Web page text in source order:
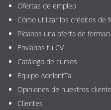
Ofertas de empleo
Cómo utilizar los créditos de
Pídanos una oferta de
Envíanos tu CV
Catálogo de cursos
Equipo AdelantTa
Opiniones de nuestros
Clientes